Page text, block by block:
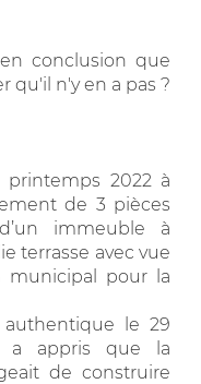
conclusion que
qu'il n'y en a pas ?
printemps 2022 à
de 3 pièces
immeuble à
terrasse avec vue
pour la
authentique le 29
a appris que la
de construire